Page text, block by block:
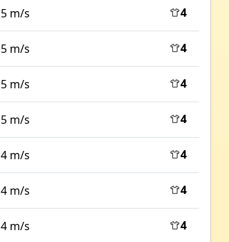
5 m/s 4
5 m/s 4
5 m/s 4
5 m/s 4
4 m/s 4
4 m/s 4
4 m/s 4